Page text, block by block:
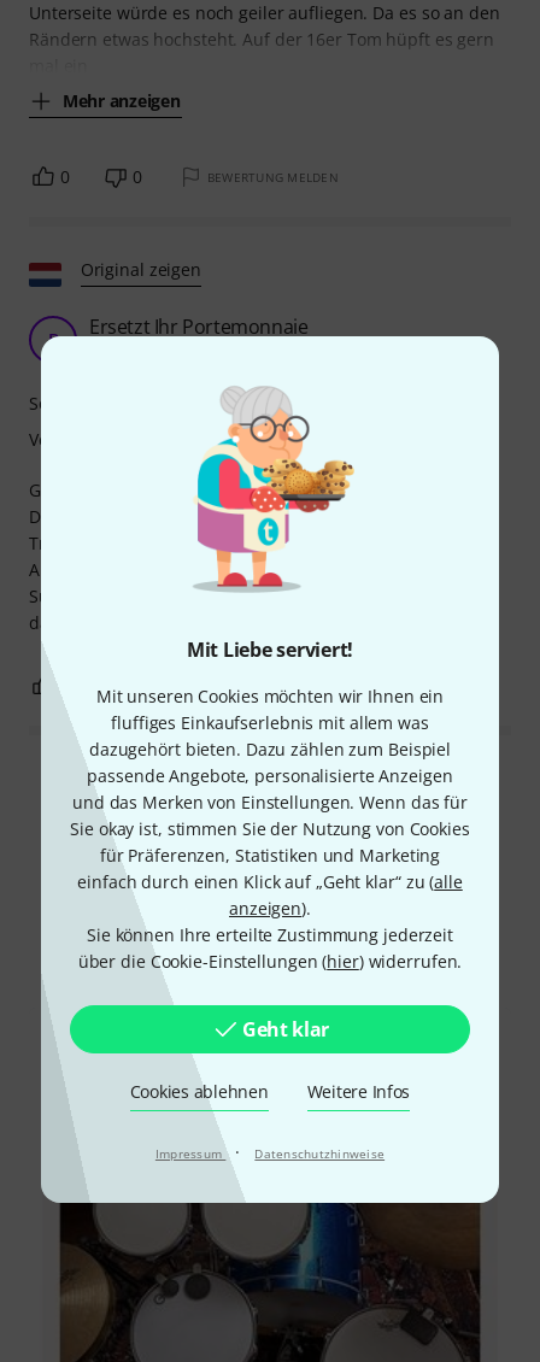
Mit Liebe serviert!
Mit unseren Cookies möchten wir Ihnen ein
fluffiges Einkaufserlebnis mit allem was
dazugehört bieten. Dazu zählen zum Beispiel
passende Angebote, personalisierte Anzeigen
und das Merken von Einstellungen. Wenn das für
Sie okay ist, stimmen Sie der Nutzung von Cookies
für Präferenzen, Statistiken und Marketing
einfach durch einen Klick auf „Geht klar“ zu (alle
anzeigen).
Sie können Ihre erteilte Zustimmung jederzeit
über die Cookie-Einstellungen (hier) widerrufen.
Geht klar
Cookies ablehnen Weitere Infos
Impressum · Datenschutzhinweise
Unterseite würde es noch geiler aufliegen. Da es so an den
Rändern etwas hochsteht. Auf der 16er Tom hüpft es gern
Mehr anzeigen
0 0 BEWERTUNG MELDEN
Original zeigen
B Ersetzt Ihr Portemonnaie
Genauso schwer und effektiv wie mein Portemonnaie (als
Dämpfer verwendet), aber etwas kleiner und bleibt beim
Trommeln unten, anstatt über die Trommel zu laufen.
Außerdem können Sie es bei Bedarf wegdrehen, um mehr
Sustain zu erhalten. Habe auch die leichteren Versionen
davon.
Soundverhalten
Verarbeitung
BEWERTUNG MELDEN
Alle Bewertungen lesen
Schon gewusst?
Alle Testberichte